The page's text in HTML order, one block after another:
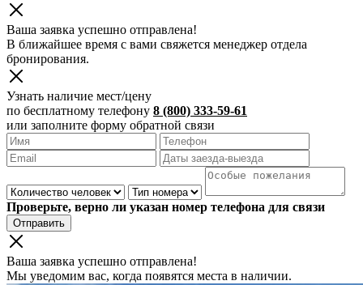
Ваша заявка успешно отправлена!
В ближайшее время с вами свяжется менеджер отдела
бронирования.
Узнать наличие мест/цену
по бесплатному телефону 8 (800) 333-59-61
или заполните форму обратной связи
Проверьте, верно ли указан номер телефона для связи
Отправить
Ваша заявка успешно отправлена!
Мы уведомим вас, когда появятся места в наличии.